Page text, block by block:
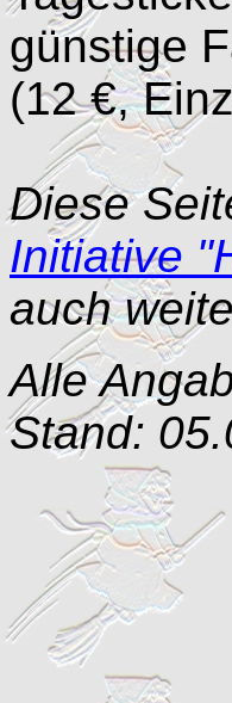
günstige
(12 €,
Diese
Initiative
auch
Alle
Stand: